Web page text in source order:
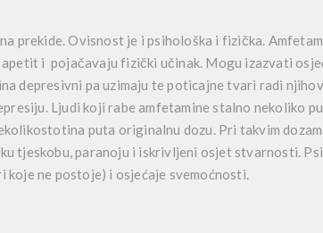
prekide. Ovisnost je i psihološka i fizička.
apetit i pojačavaju fizički učinak. Mogu izazvati
depresivni pa uzimaju te poticajne tvari radi
Ljudi koji rabe amfetamine stalno nekoliko
stotina puta originalnu dozu. Pri takvim
tjeskobu, paranoju i iskrivljeni osjet stvarnosti.
koje ne postoje) i osjećaje svemoćnosti.